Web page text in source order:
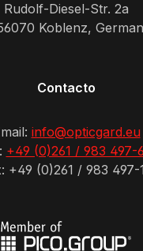
Rudolf-Diesel-Str. 2a
Koblenz,
Contacto
info@opticgard.eu
+49 (0)261 / 983 497-
+49 (0)261 / 983 497-